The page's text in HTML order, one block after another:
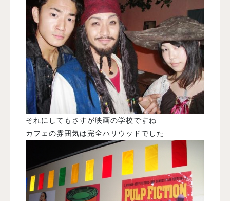
それにしてもさすが映画の学校ですね
カフェの雰囲気は完全ハリウッドでした